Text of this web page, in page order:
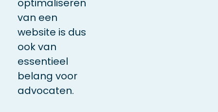
optimaliseren
van een
website is dus
ook van
essentieel
belang voor
advocaten.